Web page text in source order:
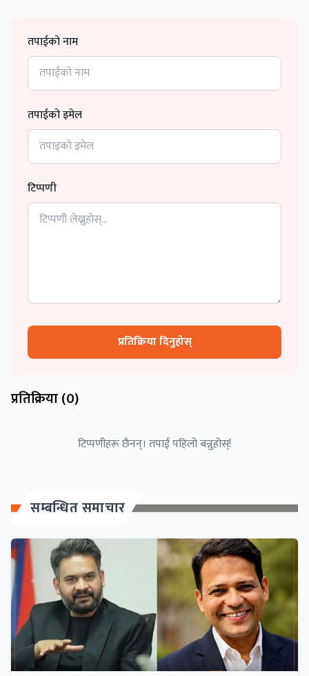
तपाईको नाम
तपाईको इमेल
टिप्पणी
प्रतिक्रिया दिनुहोस्
प्रतिक्रिया (0)
टिप्पणीहरू छैनन्। तपाईं पहिलो बन्नुहोस्!
सम्बन्धित समाचार